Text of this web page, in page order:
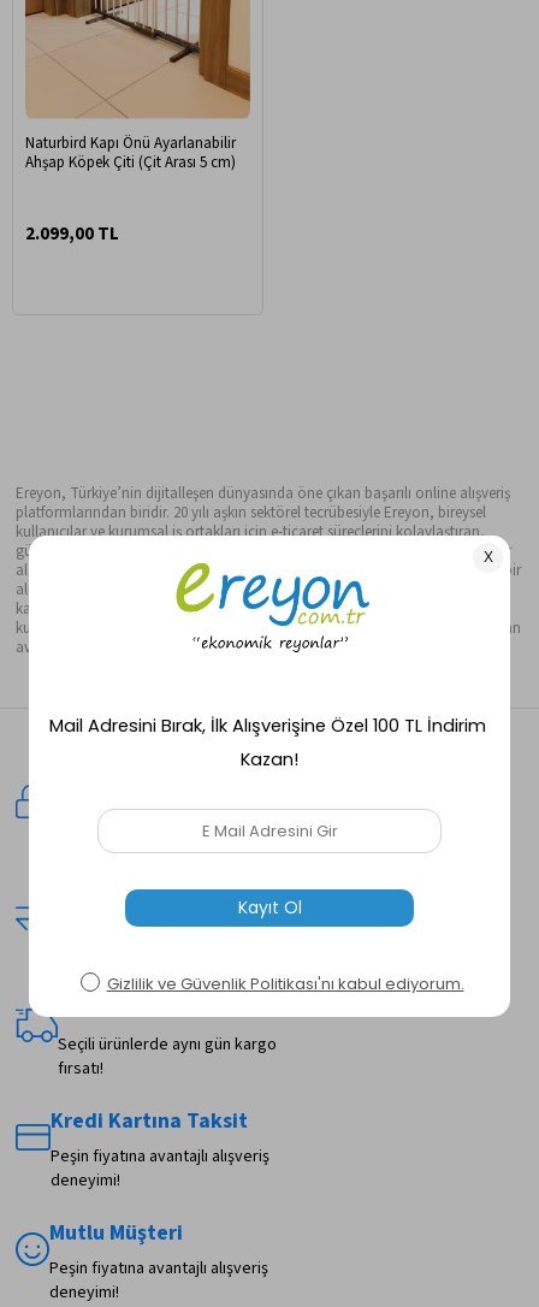
Naturbird Kapı Önü Ayarlanabilir
Ahşap Köpek Çiti (Çit Arası 5 cm)
2.099,00 TL
Ereyon, Türkiye’nin dijitalleşen dünyasında öne çıkan başarılı online alışveriş
platformlarından biridir. 20 yılı aşkın sektörel tecrübesiyle Ereyon, bireysel
kullanıcılar ve kurumsal iş ortakları için e-ticaret süreçlerini kolaylaştıran,
güvenilir ve katma değerli çözümler sunmaya devam etmektedir. Hayatın her
alanına dokunan ürün yelpazesiyle, kullanıcılarına kaliteli, güvenli ve kolay bir
alışveriş deneyimi sunar. Ereyon’da alışveriş yapmak, yalnızca ihtiyaçları
karşılamaktan öteye geçiyor. Özel kampanyalar, dönemsel indirimler,
kurumsal çözümler ve teknik destek hizmetleri ile alışveriş deneyimi her zaman
avantajlı ve tatmin edici hale geliyor.
128Bit SSL sertifikası ile
alışverişleriniz güvende.
Kolay İade
Tüm alışverişlerinizde 14 gün içinde
Hızlı Teslimat
Seçili ürünlerde aynı gün kargo
fırsatı!
Kredi Kartına Taksit
Peşin fiyatına avantajlı alışveriş
deneyimi!
Mutlu Müşteri
Peşin fiyatına avantajlı alışveriş
deneyimi!